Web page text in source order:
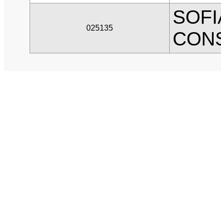
025135